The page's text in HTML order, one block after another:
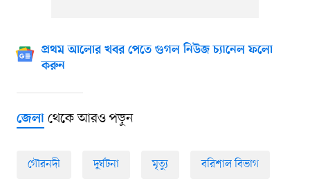
প্রথম আলোর খবর পেতে গুগল নিউজ চ্যানেল ফলো
করুন
জেলাথেকে আরও পড়ুন
গৌরনদী দুর্ঘটনা মৃত্যু বরিশাল বিভাগ